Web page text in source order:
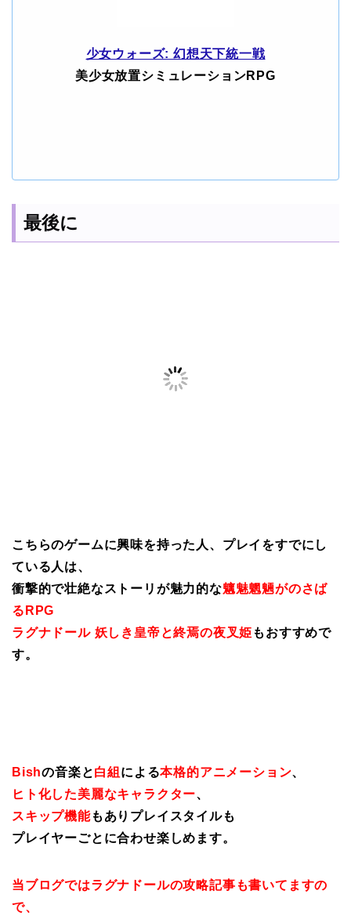
少女ウォーズ: 幻想天下統一戦
美少女放置シミュレーションRPG
最後に
こちらのゲームに興味を持った人、プレイをすでにし
ている人は、
衝撃的で壮絶なストーリが魅力的な魑魅魍魎がのさば
るRPG
ラグナドール 妖しき皇帝と終焉の夜叉姫 もおすすめで
す。
Bishの音楽と白組 による本格的アニメーション、
ヒト化した美麗なキャラクター、
スキップ機能もありプレイスタイルも
プレイヤーごとに合わせ楽しめます。
当ブログではラグナドールの攻略記事も書いてますの
で、